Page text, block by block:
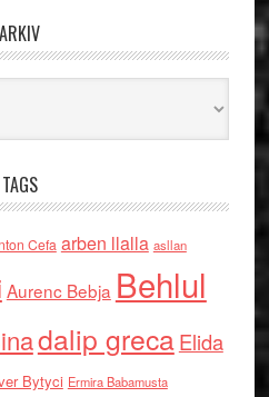
ARKIV
TAGS
Cefa arben llalla asllan
Aurenc Bebja Behlul
dalip grecaElida
Bytyci Ermira Babamusta